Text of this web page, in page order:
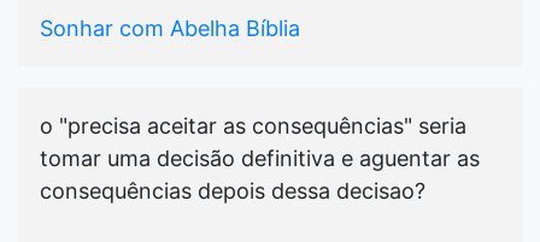
Sonhar com Abelha Bíblia
o "precisa aceitar as consequências" seria
tomar uma decisão definitiva e aguentar as
consequências depois dessa decisao?